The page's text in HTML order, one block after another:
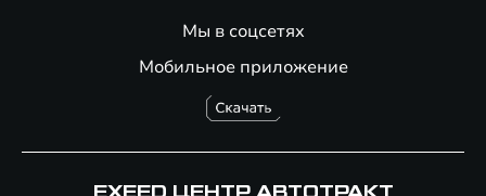
Мобильное приложение
Мы в соцсетях
EXEED ЦЕНТР АВТОТРАКТ